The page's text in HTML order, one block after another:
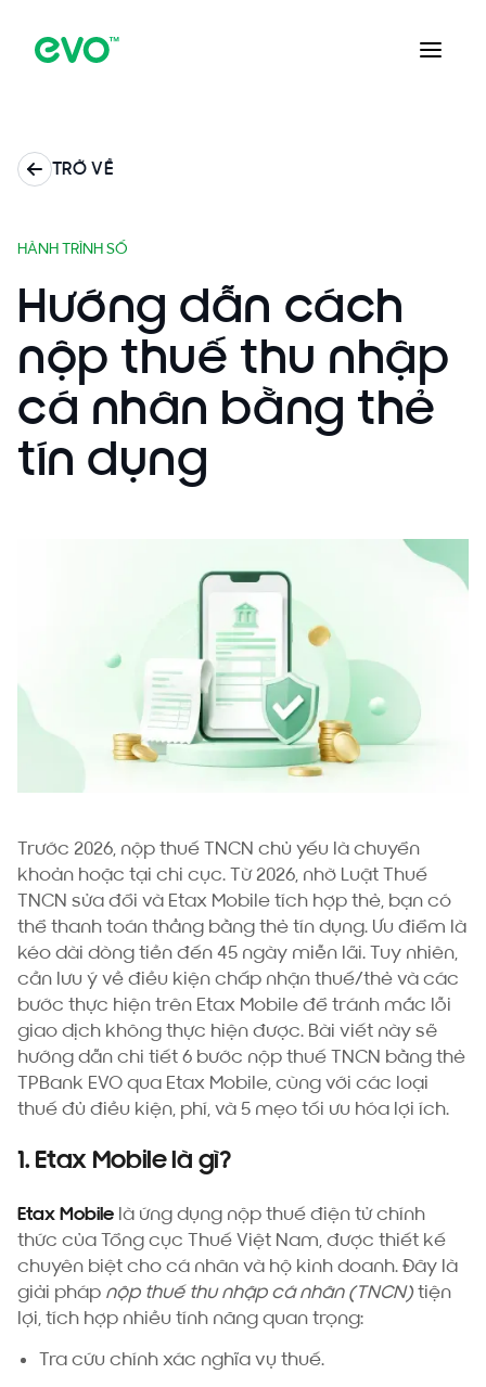
TRỞ VỀ
HÀNH TRÌNH SỐ
Hướng dẫn cách
nộp thuế thu nhập
cá nhân bằng thẻ
tín dụng
Trước 2026, nộp thuế TNCN chủ yếu là chuyển
khoản hoặc tại chi cục. Từ 2026, nhờ Luật Thuế
TNCN sửa đổi và Etax Mobile tích hợp thẻ, bạn có
thể thanh toán thẳng bằng thẻ tín dụng. Ưu điểm là
kéo dài dòng tiền đến 45 ngày miễn lãi. Tuy nhiên,
cần lưu ý về điều kiện chấp nhận thuế/thẻ và các
bước thực hiện trên Etax Mobile để tránh mắc lỗi
giao dịch không thực hiện được. Bài viết này sẽ
hướng dẫn chi tiết 6 bước nộp thuế TNCN bằng thẻ
TPBank EVO qua Etax Mobile, cùng với các loại
thuế đủ điều kiện, phí, và 5 mẹo tối ưu hóa lợi ích.
1. Etax Mobile là gì?
Etax Mobile là ứng dụng nộp thuế điện tử chính
thức của Tổng cục Thuế Việt Nam, được thiết kế
chuyên biệt cho cá nhân và hộ kinh doanh. Đây là
giải pháp nộp thuế thu nhập cá nhân (TNCN)tiện
lợi, tích hợp nhiều tính năng quan trọng:
Tra cứu chính xác nghĩa vụ thuế.